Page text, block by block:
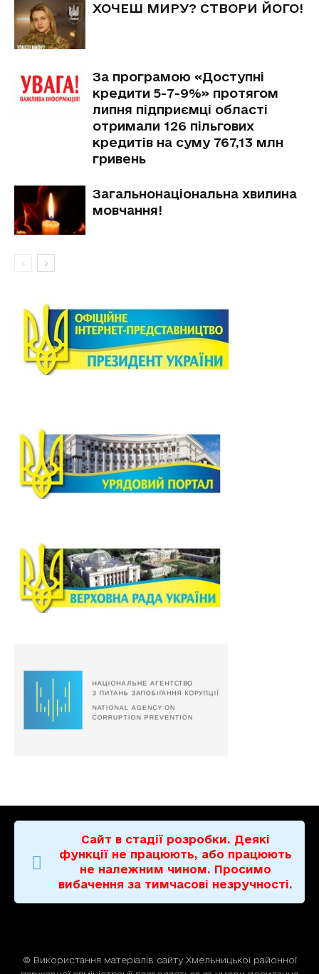
ХОЧЕШ МИРУ? СТВОРИ ЙОГО!
За програмою «Доступні
кредити 5-7-9%» протягом
липня підприємці області
отримали 126 пільгових
кредитів на суму 767,13 млн
гривень
Загальнонаціональна хвилина
мовчання!
Сайт в стадії розробки. Деякі
функції не працюють, або працюють
не належним чином. Просимо
вибачення за тимчасові незручності.
© Використання матерiалiв сайту Хмельницької районної